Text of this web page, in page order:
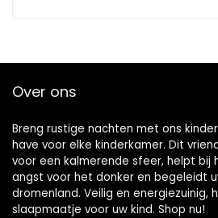
Over ons
Breng rustige nachten met ons
have voor elke kinderkamer. Dit
voor een kalmerende sfeer, helpt bij
angst voor het donker en begeleidt
dromenland. Veilig en energiezuinig,
slaapmaatje voor uw kind. Shop nu!